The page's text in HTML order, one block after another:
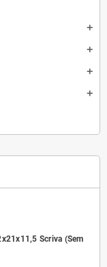
add
add
add
add
Scriva (Sem